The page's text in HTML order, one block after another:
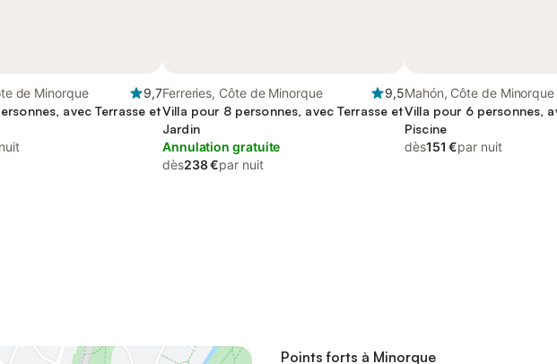
de Minorque
9,7
avec Terrasse et
Ferreries, Côte de Minorque
9,5
Villa pour 8 personnes, avec Terrasse et
Jardin
Annulation gratuite
dès238 €par nuit
Mahón, Côte de Minorque
Villa pour 6 personnes,
Piscine
dès151 €par nuit
Points forts à Minorque